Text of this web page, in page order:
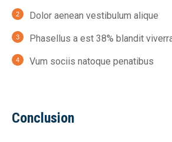
Dolor aenean vestibulum alique
Phasellus a est 38% blandit
Vum sociis natoque penatibus
Conclusion